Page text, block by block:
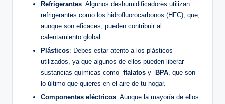
Refrigerantes: Algunos deshumidificadores utilizan
refrigerantes como los hidrofluorocarbonos ‍(HFC), que,
⁤aunque son eficaces, pueden contribuir al
calentamiento global. ​
Plásticos: Debes estar atento a los ⁢plásticos
utilizados, ‍ya⁢ que algunos de ellos⁢ pueden liberar
sustancias químicas como ⁣ ftalatos y ⁢ BPA, ⁢que son
lo último que⁣ quieres en el aire de tu hogar.
Componentes eléctricos: Aunque la mayoría de ellos